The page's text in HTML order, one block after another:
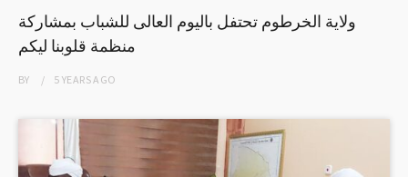
ولاية الخرطوم تحتفل باليوم العالى للشباب بمشاركة
منظمة قلوبنا ليكم
BY 5 YEARSAGO